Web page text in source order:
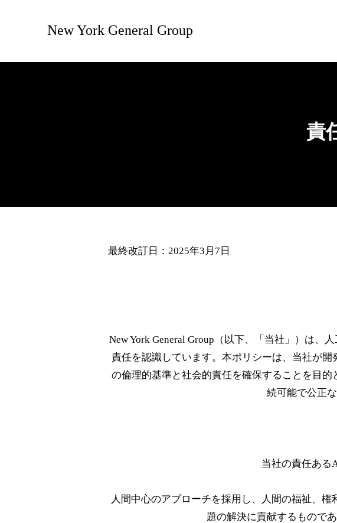
New York General Group
責
最終改訂日：2025年3月7日
New York General Group（以下、「当社」）は、
責任を認識しています。本ポリシーは、当社が
の倫理的基準と社会的責任を確保することを目
続可能で公正
当社の責任ある
人間中心のアプローチを採用し、人間の福祉、
題の解決に貢献するもので